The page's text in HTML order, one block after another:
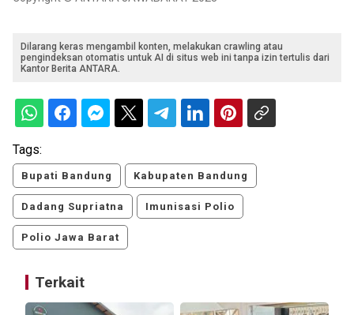
Dilarang keras mengambil konten, melakukan crawling atau
pengindeksan otomatis untuk AI di situs web ini tanpa izin tertulis dari
Kantor Berita ANTARA.
Tags:
Bupati Bandung Kabupaten Bandung
Dadang Supriatna Imunisasi Polio
Polio Jawa Barat
Terkait